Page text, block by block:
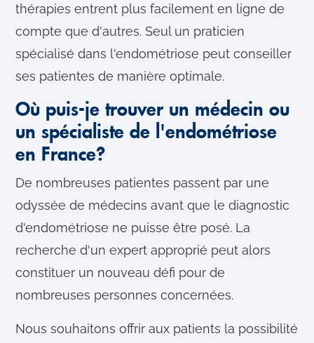
thérapies entrent plus facilement en ligne de
compte que d'autres. Seul un praticien
spécialisé dans l'endométriose peut conseiller
ses patientes de manière optimale.
Où puis-je trouver un médecin ou
un spécialiste de l'endométriose
en France?
De nombreuses patientes passent par une
odyssée de médecins avant que le diagnostic
d'endométriose ne puisse être posé. La
recherche d'un expert approprié peut alors
constituer un nouveau défi pour de
nombreuses personnes concernées.
Nous souhaitons offrir aux patients la possibilité